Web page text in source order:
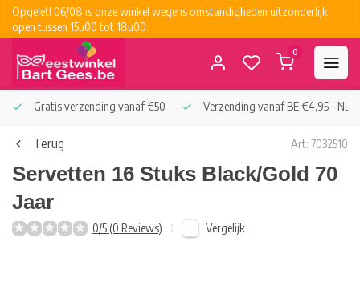
Opgelet! 06/08 is onze winkel wegens omstandigheden uitzonderlijk
open tussen 15u00 tot 18u00.
0
Gratis verzending vanaf €50 Verzending vanaf BE €4,95 - NL
Terug Art: 7032510
Servetten 16 Stuks Black/Gold 70
Jaar
0/5 (0 Reviews) Vergelijk